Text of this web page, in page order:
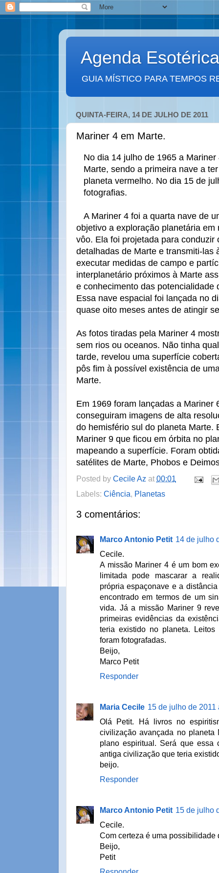
Agenda Esotérica
GUIA MÍSTICO PARA TEMPOS
QUINTA-FEIRA, 14 DE JULHO DE 2011
Mariner 4 em Marte.
No dia 14 julho de 1965 a
Marte, sendo a primeira nave a
planeta vermelho. No dia 15 de
fotografias.
A Mariner 4 foi a quarta nave de
objetivo a exploração planetária
vôo. Ela foi projetada para conduzir
detalhadas de Marte e transmiti-las
executar medidas de campo e
interplanetário próximos à Marte
e conhecimento das potencialidade
Essa nave espacial foi lançada no
quase oito meses antes de atingir
As fotos tiradas pela Mariner 4
sem rios ou oceanos. Não tinha
tarde, revelou uma superfície
pôs fim à possível existência de
Marte.
Em 1969 foram lançadas a Mariner
conseguiram imagens de alta
do hemisfério sul do planeta Marte.
Mariner 9 que ficou em órbita no
mapeando a superfície. Foram
satélites de Marte, Phobos e
Posted by Cecile Az at 00:01
Labels: Ciência, Planetas
3 comentários:
Marco Antonio Petit 14 de julho
Cecile.
A missão Mariner 4 é um bom
limitada pode mascarar a
própria espaçonave e a
encontrado em termos de um
vida. Já a missão Mariner 9
primeiras evidências da
teria existido no planeta.
foram fotografadas.
Beijo,
Marco Petit
Responder
Maria Cecile 15 de julho de 2011
Olá Petit. Há livros no
civilização avançada no
plano espiritual. Será que essa
antiga civilização que teria
beijo.
Responder
Marco Antonio Petit 15 de julho
Cecile.
Com certeza é uma possibilidade
Beijo,
Petit